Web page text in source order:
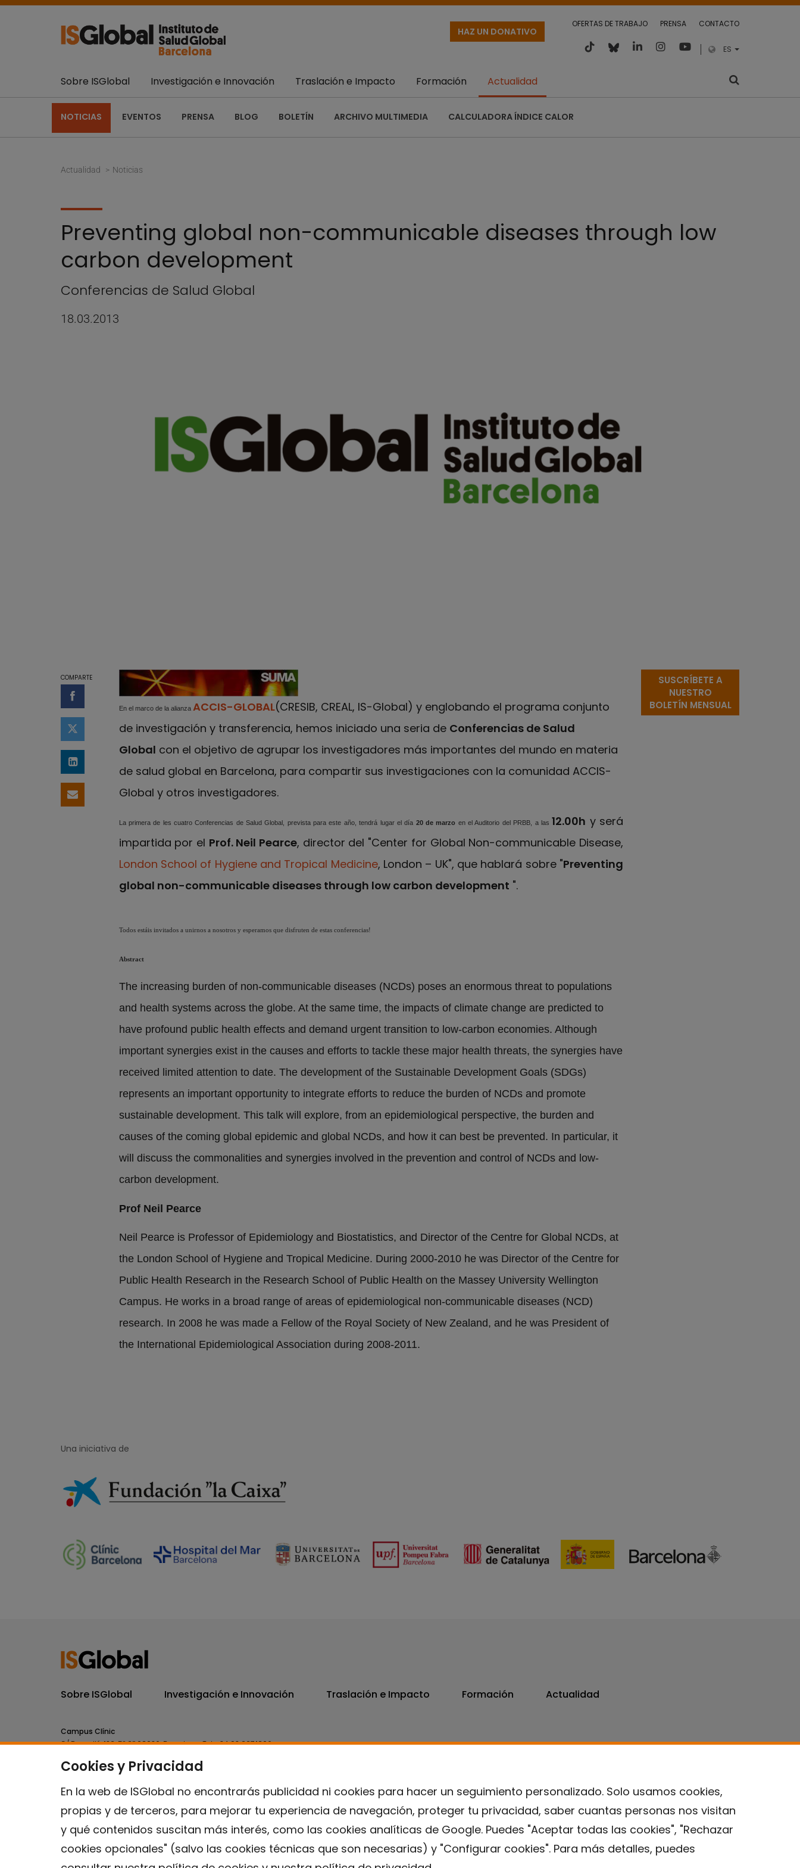
OFERTAS DE TRABAJO PRENSA CONTACTO
ES
HAZ UN DONATIVO
Sobre ISGlobal Investigación e Innovación Traslación e Impacto Formación Actualidad
NOTICIAS EVENTOS PRENSA BLOG BOLETÍN ARCHIVO MULTIMEDIA CALCULADORA ÍNDICE CALOR
Actualidad Noticias
Preventing global non-communicable diseases through low
carbon development
Conferencias de Salud Global
18.03.2013
COMPARTE
Compartir en Facebook
Compartir en Twitter
Compartir en LinkedIn
Compartir por email
En el marco de la alianza ACCIS-GLOBAL(CRESIB, CREAL, IS-Global) y englobando el programa conjunto
de investigación y transferencia, hemos iniciado una seria de Conferencias de Salud
Global con el objetivo de agrupar los investigadores más importantes del mundo en materia
de salud global en Barcelona, para compartir sus investigaciones con la comunidad ACCIS-
Global y otros investigadores.
La primera de les cuatro Conferencias de Salud Global, prevista para este año, tendrá lugar el día 20 de marzo en el Auditorio del PRBB, a las 12.00h y será
impartida por el Prof. Neil Pearce, director del "Center for Global Non-communicable Disease,
London School of Hygiene and Tropical Medicine, London – UK", que hablará sobre "Preventing
global non-communicable diseases through low carbon development ".
Todos estáis invitados a unirnos a nosotros y esperamos que disfruten de estas conferencias!
Abstract
The increasing burden of non-communicable diseases (NCDs) poses an enormous threat to populations
and health systems across the globe. At the same time, the impacts of climate change are predicted to
have profound public health effects and demand urgent transition to low-carbon economies. Although
important synergies exist in the causes and efforts to tackle these major health threats, the synergies have
received limited attention to date. The development of the Sustainable Development Goals (SDGs)
represents an important opportunity to integrate efforts to reduce the burden of NCDs and promote
sustainable development. This talk will explore, from an epidemiological perspective, the burden and
causes of the coming global epidemic and global NCDs, and how it can best be prevented. In particular, it
will discuss the commonalities and synergies involved in the prevention and control of NCDs and low-
carbon development.
Prof Neil Pearce
Neil Pearce is Professor of Epidemiology and Biostatistics, and Director of the Centre for Global NCDs, at
the London School of Hygiene and Tropical Medicine. During 2000-2010 he was Director of the Centre for
Public Health Research in the Research School of Public Health on the Massey University Wellington
Campus. He works in a broad range of areas of epidemiological non-communicable diseases (NCD)
research. In 2008 he was made a Fellow of the Royal Society of New Zealand, and he was President of
the International Epidemiological Association during 2008-2011.
SUSCRÍBETE A
NUESTRO
BOLETÍN MENSUAL
Cookies y Privacidad
En la web de ISGlobal no encontrarás publicidad ni cookies para hacer un seguimiento personalizado. Solo usamos cookies,
propias y de terceros, para mejorar tu experiencia de navegación, proteger tu privacidad, saber cuantas personas nos visitan
y qué contenidos suscitan más interés, como las cookies analíticas de Google. Puedes "Aceptar todas las cookies", "Rechazar
cookies opcionales" (salvo las cookies técnicas que son necesarias) y "Configurar cookies". Para más detalles, puedes
Una iniciativa de
Sobre ISGlobal Investigación e Innovación Traslación e Impacto Formación Actualidad
Campus Clínic
C/ Rosselló, 132, 5º 2ª 08036.Barcelona.Tel.+34 93 227 1806
Campus Mar
C/ Doctor Aiguader, 88. 08003.
Contacto
Aviso legal Política de privacidad Política de Cookies